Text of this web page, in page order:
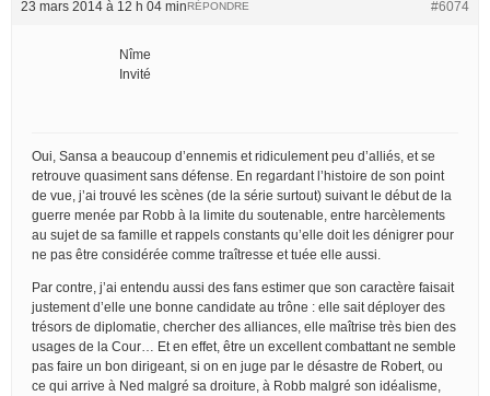
23 mars 2014 à 12 h 04 min #6074
RÉPONDRE
Nîme
Invité
Oui, Sansa a beaucoup d’ennemis et ridiculement peu d’alliés, et se
retrouve quasiment sans défense. En regardant l’histoire de son point
de vue, j’ai trouvé les scènes (de la série surtout) suivant le début de la
guerre menée par Robb à la limite du soutenable, entre harcèlements
au sujet de sa famille et rappels constants qu’elle doit les dénigrer pour
ne pas être considérée comme traîtresse et tuée elle aussi.
Par contre, j’ai entendu aussi des fans estimer que son caractère faisait
justement d’elle une bonne candidate au trône : elle sait déployer des
trésors de diplomatie, chercher des alliances, elle maîtrise très bien des
usages de la Cour… Et en effet, être un excellent combattant ne semble
pas faire un bon dirigeant, si on en juge par le désastre de Robert, ou
ce qui arrive à Ned malgré sa droiture, à Robb malgré son idéalisme,